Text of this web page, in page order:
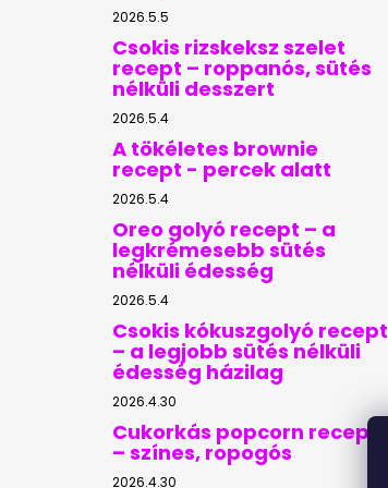
2026.5.5
Csokis rizskeksz szelet
recept – roppanós, sütés
nélküli desszert
2026.5.4
A tökéletes brownie
recept - percek alatt
2026.5.4
Oreo golyó recept – a
legkrémesebb sütés
nélküli édesség
2026.5.4
Csokis kókuszgolyó recept
– a legjobb sütés nélküli
édesség házilag
2026.4.30
Cukorkás popcorn recept
– színes, ropogós
2026.4.30